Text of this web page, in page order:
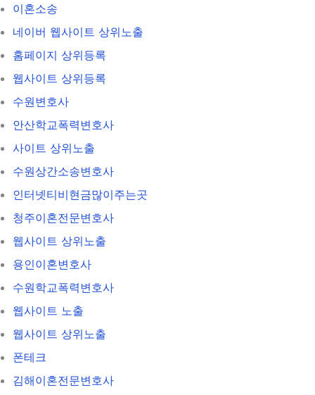
이혼소송
네이버 웹사이트 상위노출
홈페이지 상위등록
웹사이트 상위등록
수원변호사
안산학교폭력변호사
사이트 상위노출
수원상간소송변호사
인터넷티비현금많이주는곳
청주이혼전문변호사
웹사이트 상위노출
용인이혼변호사
수원학교폭력변호사
웹사이트 노출
웹사이트 상위노출
폰테크
김해이혼전문변호사